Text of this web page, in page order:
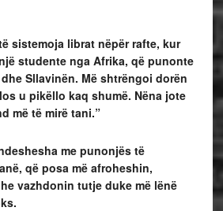
librat nëpër rafte, kur
studente nga Afrika, që punonte
Sllavinën. Më shtrëngoi dorën
u pikëllo kaq shumë. Nëna jote
më të mirë tani.”
me punonjës të
që posa më afroheshin,
vazhdonin tutje duke më lënë